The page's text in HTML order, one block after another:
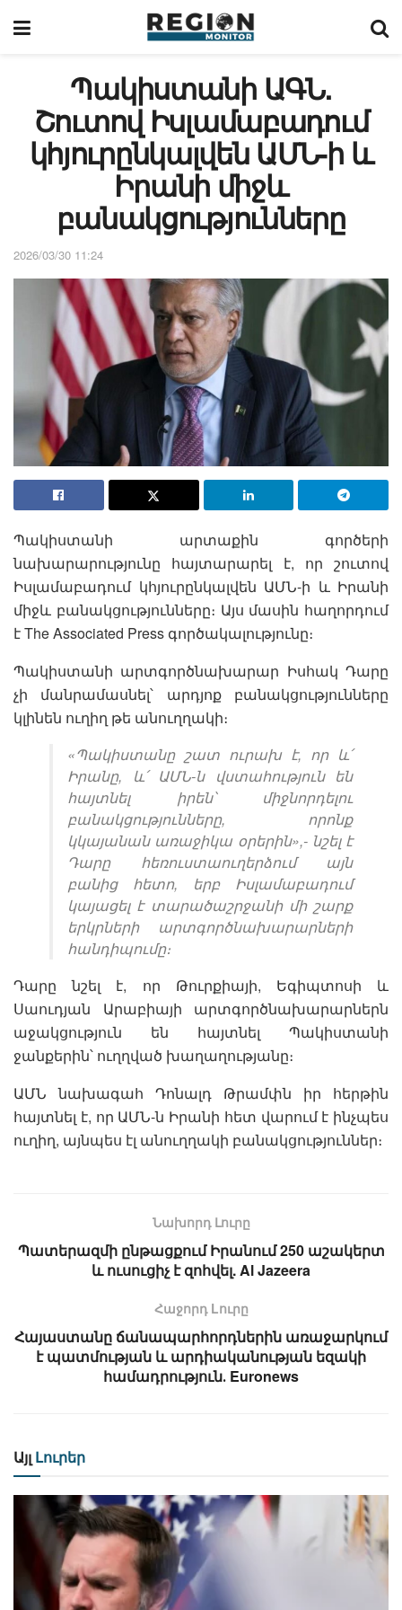
Պակիստանի ԱԳՆ.
Շուտով Իսլամաբադում
կհյուրընկալվեն ԱՄՆ-ի և
Իրանի միջև
բանակցությունները
2026/03/30 11:24
Պակիստանի արտաքին գործերի
նախարարությունը հայտարարել է, որ շուտով
Իսլամաբադում կհյուրընկալվեն ԱՄՆ-ի և Իրանի
միջև բանակցությունները։ Այս մասին հաղորդում
է The Associated Press գործակալությունը։
Պակիստանի արտգործնախարար Իսհակ Դարը
չի մանրամասնել՝ արդյոք բանակցությունները
կլինեն ուղիղ թե անուղղակի։
«Պակիստանը շատ ուրախ է, որ և՛
Իրանը, և՛ ԱՄՆ-ն վստահություն են
հայտնել իրեն՝ միջնորդելու
բանակցությունները, որոնք
կկայանան առաջիկա օրերին»,- նշել է
Դարը հեռուստաուղերձում այն
բանից հետո, երբ Իսլամաբադում
կայացել է տարածաշրջանի մի շարք
երկրների արտգործնախարարների
հանդիպումը։
Դարը նշել է, որ Թուրքիայի, Եգիպտոսի և
Սաուդյան Արաբիայի արտգործնախարարներն
աջակցություն են հայտնել Պակիստանի
ջանքերին՝ ուղղված խաղաղությանը։
ԱՄՆ նախագահ Դոնալդ Թրամփն իր հերթին
հայտնել է, որ ԱՄՆ-ն Իրանի հետ վարում է ինչպես
ուղիղ, այնպես էլ անուղղակի բանակցություններ։
Նախորդ Լուրը
Պատերազմի ընթացքում Իրանում 250 աշակերտ
և ուսուցիչ է զոհվել. Al Jazeera
Հաջորդ Lուրը
Հայաստանը ճանապարհորդներին առաջարկում
է պատմության և արդիականության եզակի
համադրություն․ Euronews
Այլ Լուրեր